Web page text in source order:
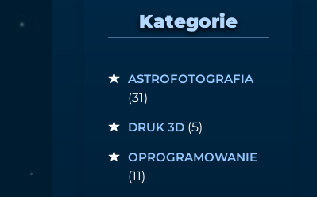
Kategorie
ASTROFOTOGRAFIA
(31)
DRUK 3D(5)
OPROGRAMOWANIE
(11)